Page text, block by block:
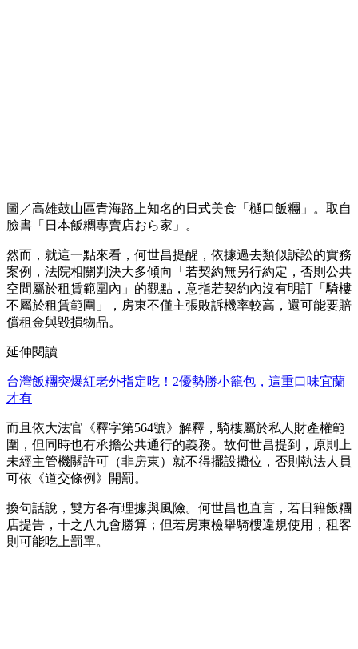
圖／高雄鼓山區青海路上知名的日式美食「樋口飯糰」。取自
臉書「日本飯糰專賣店おら家」。
然而，就這一點來看，何世昌提醒，依據過去類似訴訟的實務
案例，法院相關判決大多傾向「若契約無另行約定，否則公共
空間屬於租賃範圍內」的觀點，意指若契約內沒有明訂「騎樓
不屬於租賃範圍」，房東不僅主張敗訴機率較高，還可能要賠
償租金與毀損物品。
延伸閱讀
台灣飯糰突爆紅老外指定吃！2優勢勝小籠包，這重口味宜蘭
才有
而且依大法官《釋字第564號》解釋，騎樓屬於私人財產權範
圍，但同時也有承擔公共通行的義務。故何世昌提到，原則上
未經主管機關許可（非房東）就不得擺設攤位，否則執法人員
可依《道交條例》開罰。
換句話說，雙方各有理據與風險。何世昌也直言，若日籍飯糰
店提告，十之八九會勝算；但若房東檢舉騎樓違規使用，租客
則可能吃上罰單。